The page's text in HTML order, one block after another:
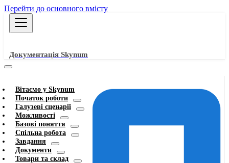
Перейти до основного вмісту
Документація Skynum
Вітаємо у Skynum
Початок роботи
Галузеві сценарії
Можливості
Базові поняття
Спільна робота
Завдання
Документи
Товари та склад